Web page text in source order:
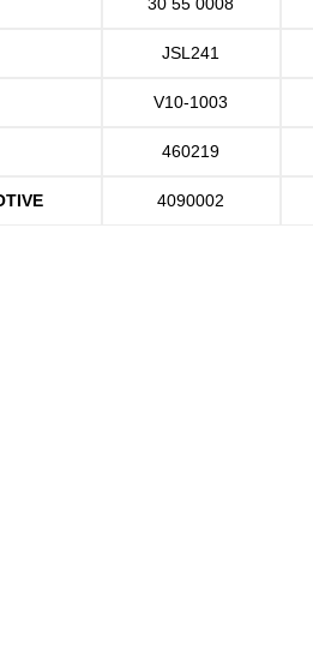
JSL241
V10-1003
460219
4090002